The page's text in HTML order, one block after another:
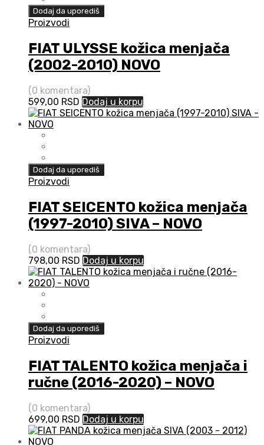
Dodaj da uporediš
Proizvodi
FIAT ULYSSE kožica menjača
(2002-2010) NOVO
(0 komentara)
599,00 RSD Dodaj u korpu
Dodaj da uporediš
Proizvodi
FIAT SEICENTO kožica menjača
(1997-2010) SIVA – NOVO
(0 komentara)
798,00 RSD Dodaj u korpu
Dodaj da uporediš
Proizvodi
FIAT TALENTO kožica menjača i
ručne (2016-2020) – NOVO
(0 komentara)
699,00 RSD Dodaj u korpu